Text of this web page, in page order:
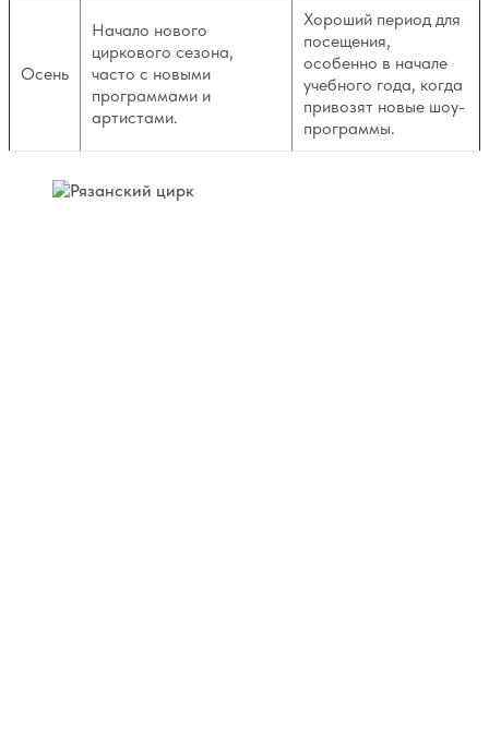
Осень
Начало нового
циркового сезона,
часто с новыми
программами и
артистами.
Хороший период для
посещения,
особенно в начале
учебного года, когда
привозят новые шоу-
программы.